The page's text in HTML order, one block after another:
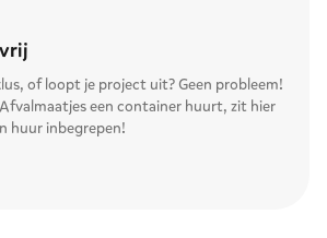
of loopt je project uit? Geen probleem!
een container huurt, zit hier
huur inbegrepen!